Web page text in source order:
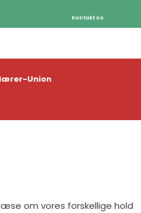
Kontakt os
Union
om vores forskellige hold